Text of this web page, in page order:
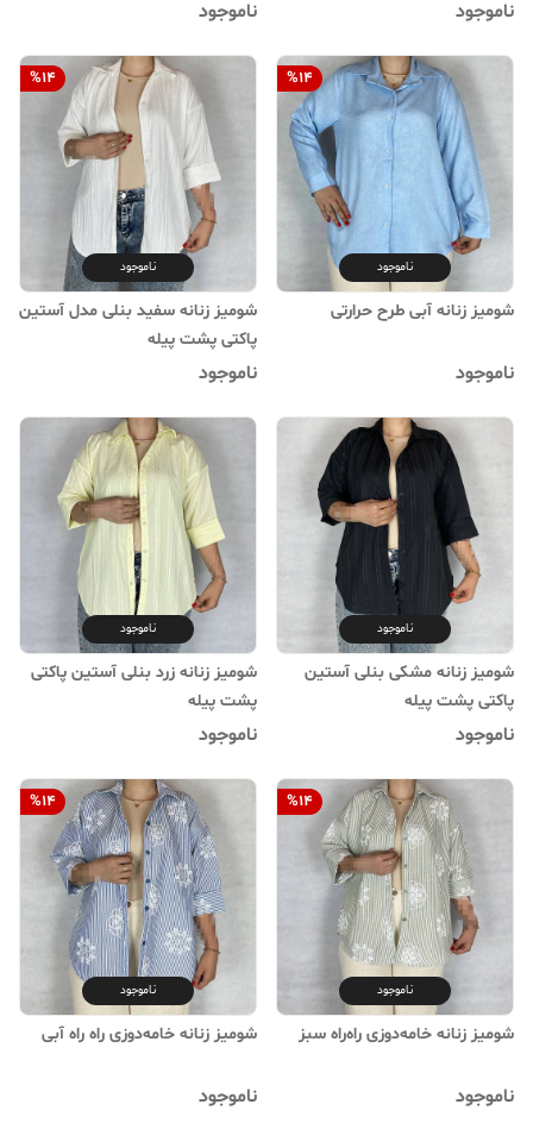
ناموجود ناموجود
%14
ناموجود
شومیز زنانه آبی طرح حرارتی
ناموجود
%14
ناموجود
شومیز زنانه سفید بنلی مدل آستین
پاکتی پشت پیله
ناموجود
ناموجود
شومیز زنانه مشکی بنلی آستین
پاکتی پشت پیله
ناموجود
ناموجود
شومیز زنانه زرد بنلی آستین پاکتی
پشت پیله
ناموجود
%14
ناموجود
شومیز زنانه خامه‌دوزی راه‌راه سبز
ناموجود
%14
ناموجود
شومیز زنانه خامه‌دوزی راه راه آبی
ناموجود